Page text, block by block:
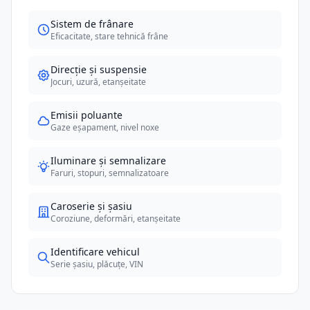
Sistem de frânare
Eficacitate, stare tehnică frâne
Direcție și suspensie
Jocuri, uzură, etanșeitate
Emisii poluante
Gaze eșapament, nivel noxe
Iluminare și semnalizare
Faruri, stopuri, semnalizatoare
Caroserie și șasiu
Coroziune, deformări, etanșeitate
Identificare vehicul
Serie șasiu, plăcuțe, VIN